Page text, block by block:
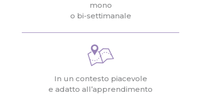
mono
o bi-settimanale
In un contesto piacevole
e adatto all’apprendimento